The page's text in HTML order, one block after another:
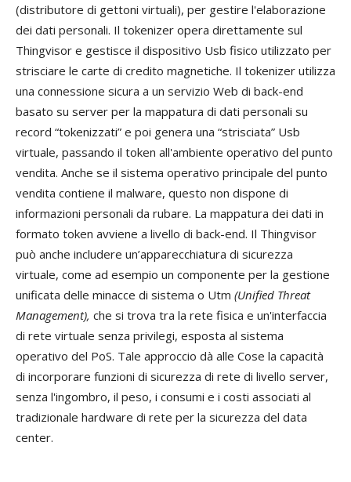
(distributore di gettoni virtuali), per gestire l'elaborazione
dei dati personali. Il tokenizer opera direttamente sul
Thingvisor e gestisce il dispositivo Usb fisico utilizzato per
strisciare le carte di credito magnetiche. Il tokenizer utilizza
una connessione sicura a un servizio Web di back-end
basato su server per la mappatura di dati personali su
record “tokenizzati” e poi genera una “strisciata” Usb
virtuale, passando il token all'ambiente operativo del punto
vendita. Anche se il sistema operativo principale del punto
vendita contiene il malware, questo non dispone di
informazioni personali da rubare. La mappatura dei dati in
formato token avviene a livello di back-end. Il Thingvisor
può anche includere un’apparecchiatura di sicurezza
virtuale, come ad esempio un componente per la gestione
unificata delle minacce di sistema o Utm (Unified Threat
Management), che si trova tra la rete fisica e un'interfaccia
di rete virtuale senza privilegi, esposta al sistema
operativo del PoS. Tale approccio dà alle Cose la capacità
di incorporare funzioni di sicurezza di rete di livello server,
senza l'ingombro, il peso, i consumi e i costi associati al
tradizionale hardware di rete per la sicurezza del data
center.